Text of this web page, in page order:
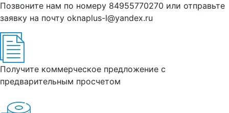
Позвоните нам по номеру 84955770270 или отправьте
заявку на почту oknaplus-l@yandex.ru
Получите коммерческое предложение с
предварительным просчетом